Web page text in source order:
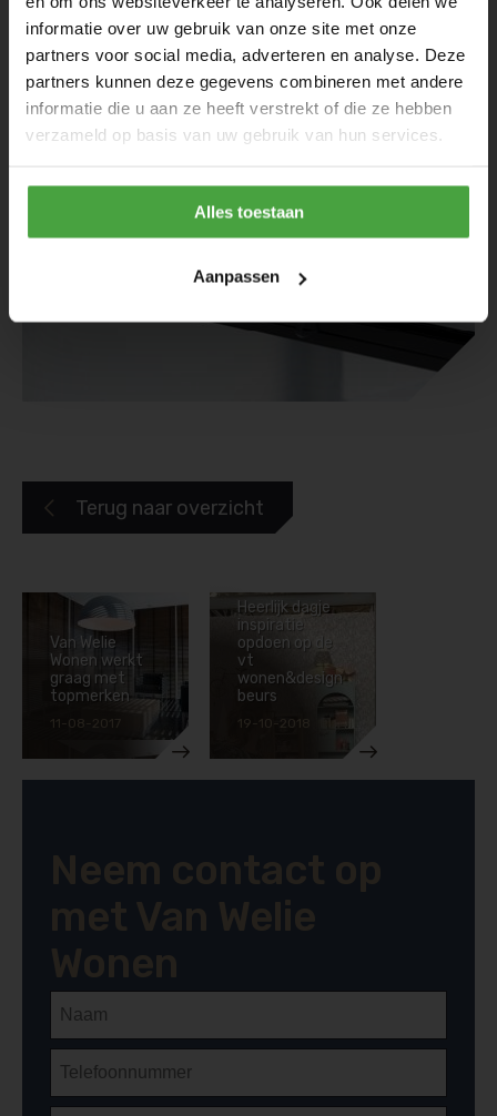
informatie over uw gebruik van onze site met onze
partners voor social media, adverteren en analyse. Deze
partners kunnen deze gegevens combineren met andere
informatie die u aan ze heeft verstrekt of die ze hebben
verzameld op basis van uw gebruik van hun services.
Alles toestaan
Aanpassen
 Terug naar overzicht
Van Welie
Wonen werkt
graag met
topmerken
11-08-2017
Heerlijk dagje
inspiratie
opdoen op de
vt
wonen&design
beurs
19-10-2018
Neem contact op
met Van Welie
Wonen